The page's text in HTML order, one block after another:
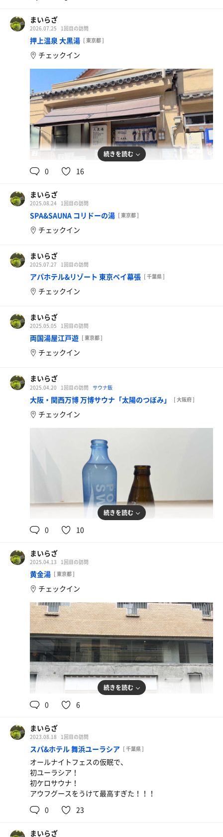
まいらざ
2026.07.25 1回目の訪問
押上温泉 大黒湯 [ 東京都 ]
チェックイン
続きを読む
0 16
まいらざ
2025.08.24 1回目の訪問
SPA&SAUNA コリドーの湯 [ 東京都 ]
チェックイン
まいらざ
2025.07.27 1回目の訪問
アパホテル&リゾート 東京ベイ幕張 [ 千葉県 ]
チェックイン
まいらざ
2025.05.05 1回目の訪問
両国湯屋江戸遊 [ 東京都 ]
チェックイン
まいらざ
2025.04.20 1回目の訪問 サウナ飯
大阪・関西万博 万博サウナ「太陽のつぼみ」 [ 大阪府 ]
チェックイン
続きを読む
0 10
まいらざ
2025.04.13 1回目の訪問
黄金湯 [ 東京都 ]
チェックイン
続きを読む
0 6
まいらざ
2023.08.18 1回目の訪問
スパ&ホテル 舞浜ユーラシア [ 千葉県 ]
オールナイトフェスの仮眠で、
初ユーラシア！
初ケロサウナ！
アウフグースをうけて最高すぎた！！！
0
23
まいらざ